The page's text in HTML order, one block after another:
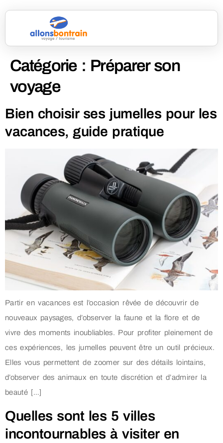
Catégorie : Préparer son
voyage
Bien choisir ses jumelles pour les
vacances, guide pratique
Partir en vacances est l’occasion rêvée de découvrir de
nouveaux paysages, d’observer la faune et la flore et de
vivre des moments inoubliables. Pour profiter pleinement de
ces expériences, les jumelles peuvent être un outil précieux.
Elles vous permettent de zoomer sur des détails lointains,
d’observer des animaux en toute discrétion et d’admirer la
beauté […]
Quelles sont les 5 villes
incontournables à visiter en